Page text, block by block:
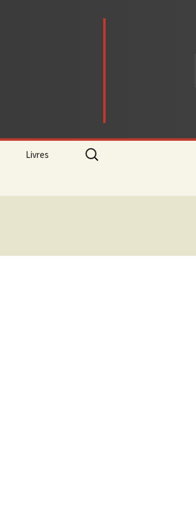
Livres
Rechercher :